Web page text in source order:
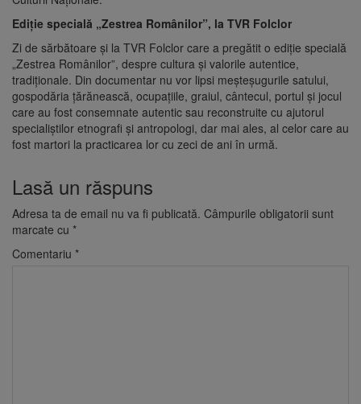
Ediţie specială „Zestrea Românilor”, la TVR Folclor
Zi de sărbătoare şi la TVR Folclor care a pregătit o ediţie specială
„Zestrea Românilor”, despre cultura şi valorile autentice,
tradiţionale. Din documentar nu vor lipsi meşteşugurile satului,
gospodăria ţărănească, ocupaţiile, graiul, cântecul, portul şi jocul
care au fost consemnate autentic sau reconstruite cu ajutorul
specialiştilor etnografi şi antropologi, dar mai ales, al celor care au
fost martori la practicarea lor cu zeci de ani în urmă.
Lasă un răspuns
Adresa ta de email nu va fi publicată. Câmpurile obligatorii sunt
marcate cu *
Comentariu *